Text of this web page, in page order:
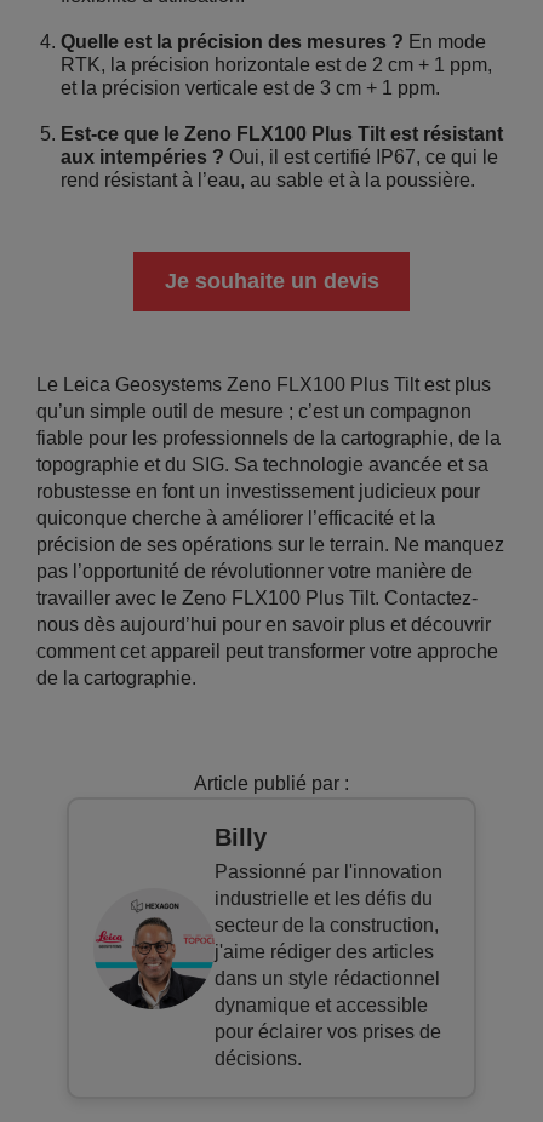
Quelle est la précision des mesures ? En mode
RTK, la précision horizontale est de 2 cm + 1 ppm,
et la précision verticale est de 3 cm + 1 ppm.
Est-ce que le Zeno FLX100 Plus Tilt est résistant
aux intempéries ? Oui, il est certifié IP67, ce qui le
rend résistant à l’eau, au sable et à la poussière.
Je souhaite un devis
Le Leica Geosystems Zeno FLX100 Plus Tilt est plus
qu’un simple outil de mesure ; c’est un compagnon
fiable pour les professionnels de la cartographie, de la
topographie et du SIG. Sa technologie avancée et sa
robustesse en font un investissement judicieux pour
quiconque cherche à améliorer l’efficacité et la
précision de ses opérations sur le terrain. Ne manquez
pas l’opportunité de révolutionner votre manière de
travailler avec le Zeno FLX100 Plus Tilt. Contactez-
nous dès aujourd’hui pour en savoir plus et découvrir
comment cet appareil peut transformer votre approche
de la cartographie.
Article publié par :
Billy
Passionné par l'innovation
industrielle et les défis du
secteur de la construction,
j'aime rédiger des articles
dans un style rédactionnel
dynamique et accessible
pour éclairer vos prises de
décisions.